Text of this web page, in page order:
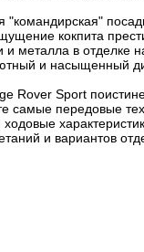
"командирская"
кокпита
и металла в отделке
и насыщенный
Rover Sport
самые передовые
и вариантов